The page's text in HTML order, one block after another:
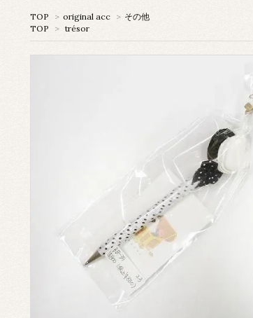
TOP > original acc > その他
TOP
> trésor